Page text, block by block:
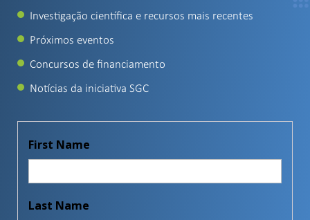
Investigação científica e recursos mais recentes
Próximos eventos
Concursos de financiamento
Notícias da iniciativa SGC